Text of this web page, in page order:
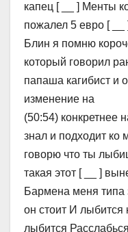
капец [ __ ] Менты
пожалел 5 евро [
Блин я помню
который говорил
папаша кагибист и
изменение на
(50:54) конкретнее
знал и подходит ко
говорю что ты
такая этот [ __ ]
Бармена меня типа
он стоит И лыбится
лыбится